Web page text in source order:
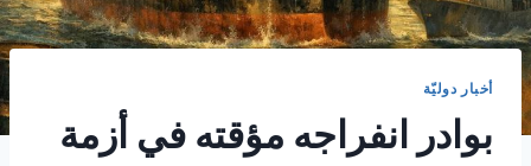
أخبار دوليّة
بوادر انفراجه مؤقته في أزمة